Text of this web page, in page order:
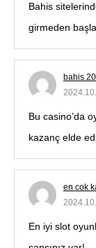
Bahis
girmeden
bahis 20
Bu casino’da
kazanç elde
en cok
En iyi slot